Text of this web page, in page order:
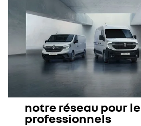
notre réseau pour
professionnels